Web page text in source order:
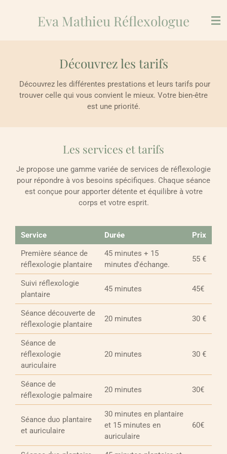
Eva Mathieu Réflexologue
Découvrez les tarifs
Découvrez les différentes prestations et leurs tarifs pour
trouver celle qui vous convient le mieux. Votre bien-être
est une priorité.
Les services et tarifs
Je propose une gamme variée de services de réflexologie
pour répondre à vos besoins spécifiques. Chaque séance
est conçue pour apporter détente et équilibre à votre
corps et votre esprit.
Service Durée
Prix
Première séance de
réflexologie plantaire
45 minutes + 15
minutes d'échange.
55 €
Suivi réflexologie
plantaire
45 minutes 45€
Séance découverte de
réflexologie plantaire
20 minutes 30 €
Séance de
réflexologie
auriculaire
20 minutes 30 €
Séance de
réflexologie palmaire
20 minutes 30€
Séance duo plantaire
et auriculaire
30 minutes en plantaire
et 15 minutes en
auriculaire
60€